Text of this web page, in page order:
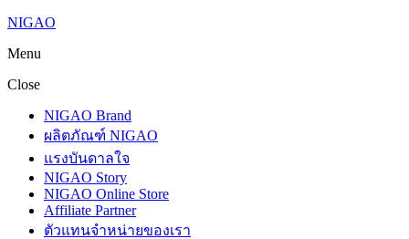
NIGAO
Menu
Close
NIGAO Brand
ผลิตภัณฑ์ NIGAO
แรงบันดาลใจ
NIGAO Story
NIGAO Online Store
Affiliate Partner
ตัวแทนจำหน่ายของเรา